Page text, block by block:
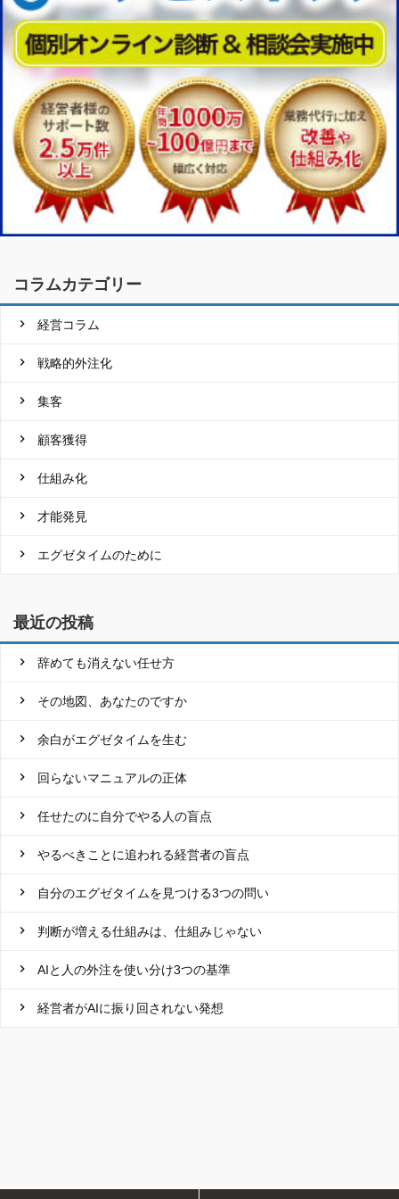
コラムカテゴリー
経営コラム
戦略的外注化
集客
顧客獲得
仕組み化
才能発見
エグゼタイムのために
最近の投稿
辞めても消えない任せ方
その地図、あなたのですか
余白がエグゼタイムを生む
回らないマニュアルの正体
任せたのに自分でやる人の盲点
やるべきことに追われる経営者の盲点
自分のエグゼタイムを見つける3つの問い
判断が増える仕組みは、仕組みじゃない
AIと人の外注を使い分け3つの基準
経営者がAIに振り回されない発想